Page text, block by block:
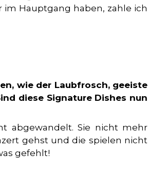
Hauptgang haben, zahle ich
wie der Laubfrosch, geeiste
diese Signature Dishes nun
abgewandelt. Sie nicht mehr
gehst und die spielen nicht
gefehlt!